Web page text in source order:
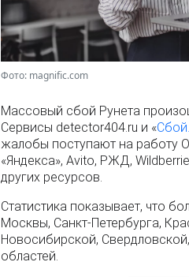
Фото: magnific.com
Массовый сбой Рунета
Сервисы detector404.ru и «
жалобы поступают на работу
«Яндекса», Avito, РЖД,
других ресурсов.
Статистика показывает, что
Москвы, Санкт-Петербурга,
Новосибирской,
областей.